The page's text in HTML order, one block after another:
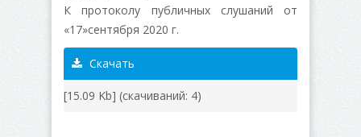
К протоколу публичных слушаний от
«17»сентября 2020 г.
Скачать
[15.09 Kb] (cкачиваний: 4)